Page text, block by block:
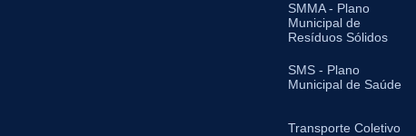
SMMA - Plano
Municipal de
Resíduos Sólidos
SMS - Plano
Municipal de Saúde
Transporte Coletivo